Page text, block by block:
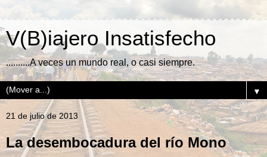
V(B)iajero Insatisfecho
..........A veces un mundo real, o casi siempre.
▼
21 de julio de 2013
La desembocadura del río Mono